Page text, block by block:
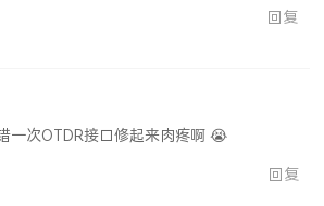
回复
一次OTDR接口修起来肉疼啊 😭
回复